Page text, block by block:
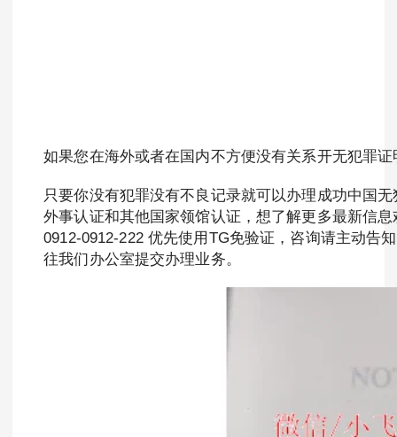
如果您在海外或者在国内不方便没有关系开无犯罪
只要你没有犯罪没有不良记录就可以办理成功中国
外事认证和其他国家领馆认证，想了解更多最新信
0912-0912-222 优先使用TG免验证，咨询请主动告
往我们办公室提交办理业务。